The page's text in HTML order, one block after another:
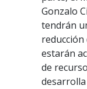
Gonzalo
tendrán
estarán
de
desarrolla